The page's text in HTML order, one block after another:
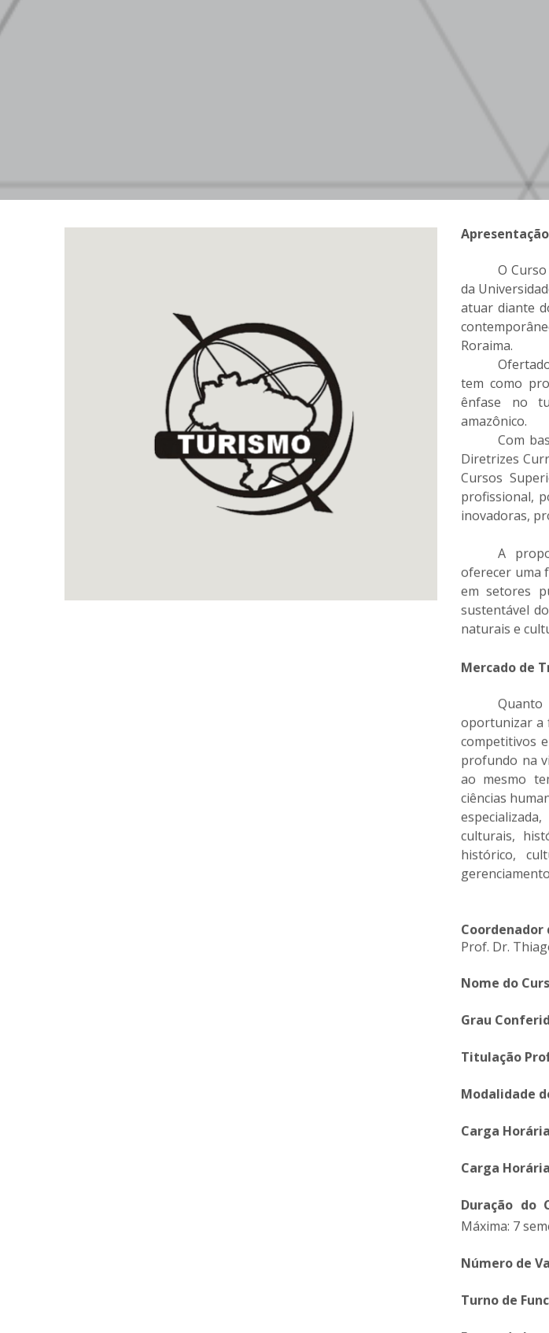
O
da
atuar diante
Roraima.
tem como
ênfase no
amazônico.
Com
Diretrizes
Cursos
profissional,
inovadoras,
A
oferecer uma
em setores
sustentável
naturais e
Mercado de
oportunizar a
competitivos
profundo na
ao mesmo
ciências
culturais,
histórico,
Coordenador
Prof. Dr.
Nome do
Grau
Titulação
Modalidade
Carga
Carga
Duração do
Máxima: 7
Número de
Turno de